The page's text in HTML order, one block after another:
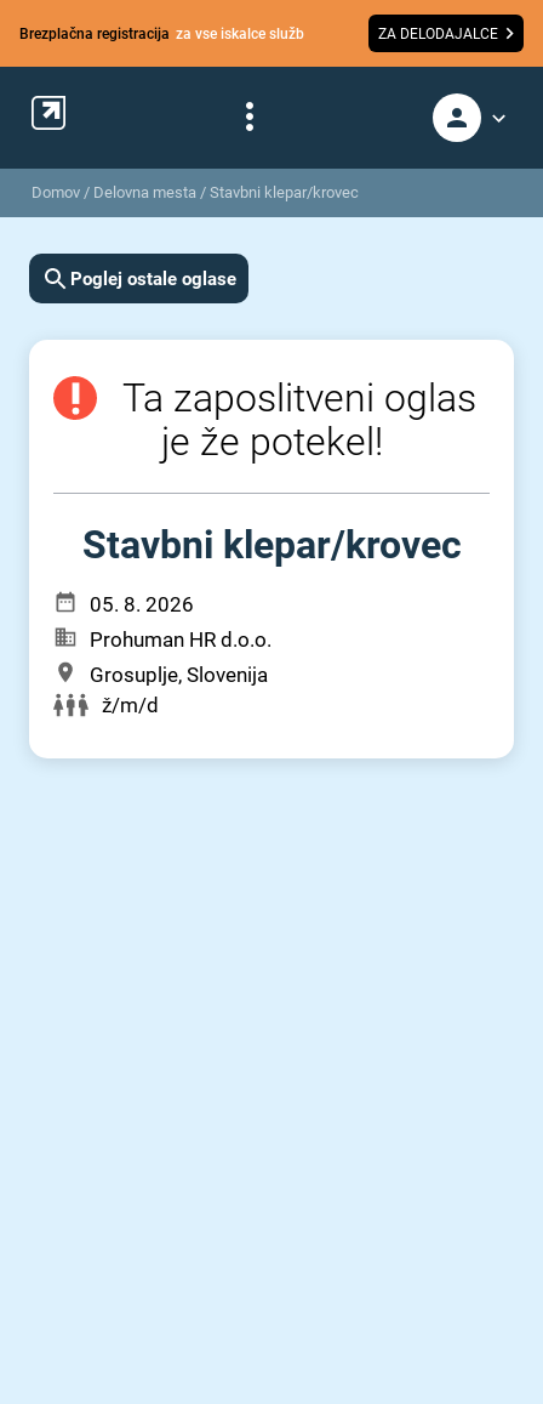
Brezplačna registracija za vse iskalce služb ZA DELODAJALCE
Domov / Delovna mesta / Stavbni klepar/krovec
Poglej ostale oglase
Ta zaposlitveni oglas
je že potekel!
Stavbni klepar⁠/⁠krovec
05. 8. 2026
Prohuman HR d.o.o.
Grosuplje, Slovenija
ž/m/d